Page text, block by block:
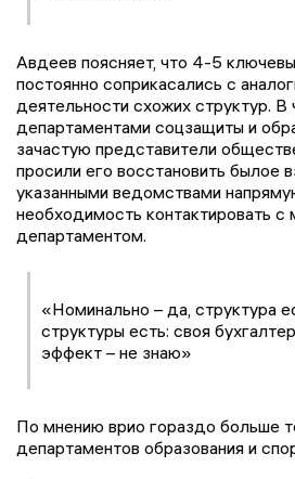
Авдеев поясняет, что 4-5
постоянно соприкасались с
деятельности схожих структур. В
департаментами соцзащиты и
зачастую представители
просили его восстановить былое
указанными ведомствами
необходимость контактировать
департаментом.
«Номинально – да, структура
структуры есть: своя
эффект – не знаю»
По мнению врио гораздо больше
департаментов образования и